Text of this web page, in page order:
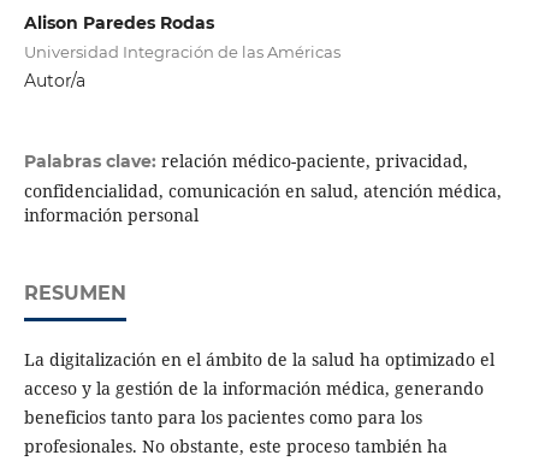
Alison Paredes Rodas
Universidad Integración de las Américas
Autor/a
Palabras clave: relación médico-paciente, privacidad,
confidencialidad, comunicación en salud, atención médica,
información personal
RESUMEN
La digitalización en el ámbito de la salud ha optimizado el
acceso y la gestión de la información médica, generando
beneficios tanto para los pacientes como para los
profesionales. No obstante, este proceso también ha